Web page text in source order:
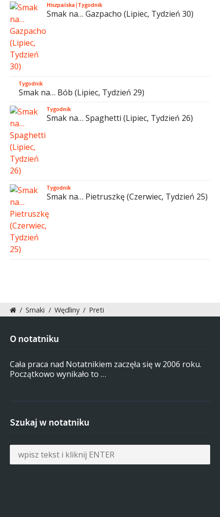
Hiszpańska|Tygodnik
Smak na… Gazpacho (Lipiec, Tydzień 30)
Tygodnik
Smak na… Bób (Lipiec, Tydzień 29)
Tygodnik
Smak na… Spaghetti (Lipiec, Tydzień 26)
Tygodnik
Smak na… Pietruszkę (Czerwiec, Tydzień 25)
/ Smaki / Wędliny / Preti
O notatniku
Cała praca nad Notatnikiem zaczęła się w 2006 roku.
Początkowo wynikało to …
Szukaj w notatniku